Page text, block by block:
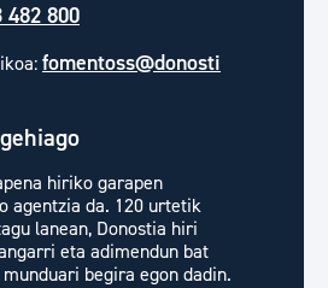
482 800
fomentoss@donosti
hiriko garapen
agentzia da. 120 urtetik
lanean, Donostia hiri
eta adimendun bat
begira egon dadin.